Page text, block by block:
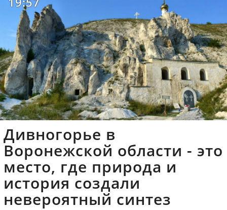
Дивногорье в
Воронежской области - это
место, где природа и
история создали
невероятный синтез